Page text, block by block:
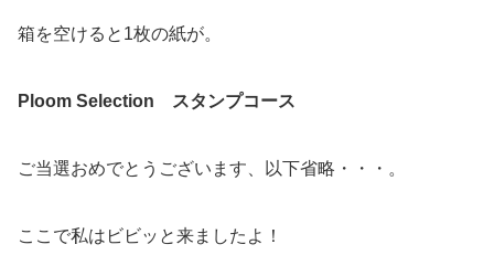
箱を空けると1枚の紙が。
Ploom Selection スタンプコース
ご当選おめでとうございます、以下省略・・・。
ここで私はビビッと来ましたよ！